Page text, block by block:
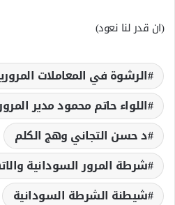
(ان قدر لنا نعود)
الرشوة في المعاملات
اللواء حاتم محمود مدير
د حسن التجاني وهج الكلم
شرطة المرور السودانية
شيطنة الشرطة السودانية